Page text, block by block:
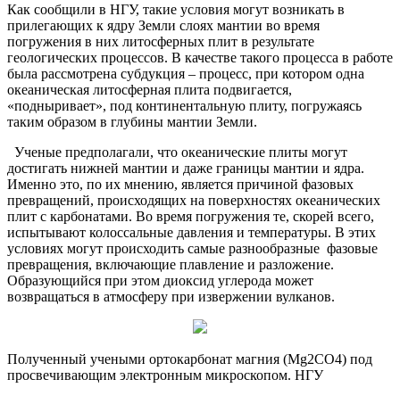
Как сообщили в НГУ, такие условия могут возникать в
прилегающих к ядру Земли слоях мантии во время
погружения в них литосферных плит в результате
геологических процессов. В качестве такого процесса в работе
была рассмотрена субдукция – процесс, при котором одна
океаническая литосферная плита подвигается,
«подныривает», под континентальную плиту, погружаясь
таким образом в глубины мантии Земли.
Ученые предполагали, что океанические плиты могут
достигать нижней мантии и даже границы мантии и ядра.
Именно это, по их мнению, является причиной фазовых
превращений, происходящих на поверхностях океанических
плит с карбонатами. Во время погружения те, скорей всего,
испытывают колоссальные давления и температуры. В этих
условиях могут происходить самые разнообразные фазовые
превращения, включающие плавление и разложение.
Образующийся при этом диоксид углерода может
возвращаться в атмосферу при извержении вулканов.
Полученный учеными ортокарбонат магния (Mg2CO4) под
просвечивающим электронным микроскопом. НГУ